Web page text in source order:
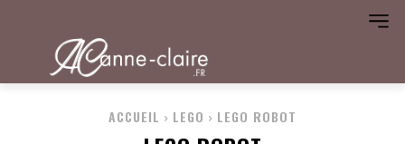
ACCUEIL LEGO LEGO ROBOT